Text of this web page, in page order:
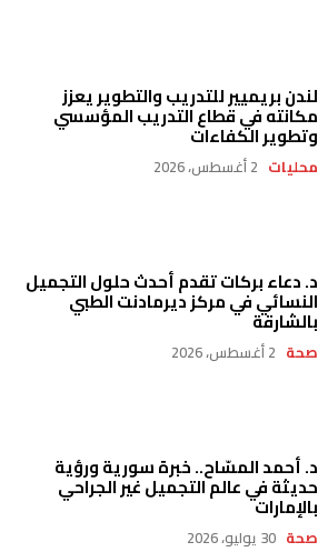
لندن بريميير للتدريب والتطوير يعزز
مكانته في قطاع التدريب المؤسسي
وتطوير الكفاءات
محليات 2 أغسطس، 2026
د. دعاء بركات تقدم أحدث حلول التجميل
النسائي في مركز ديرمادنت الطبي
بالشارقة
صحة 2 أغسطس، 2026
د. أحمد المسّاح.. خبرة سورية ورؤية
حديثة في عالم التجميل غير الجراحي
بالإمارات
صحة 30 يوليو، 2026